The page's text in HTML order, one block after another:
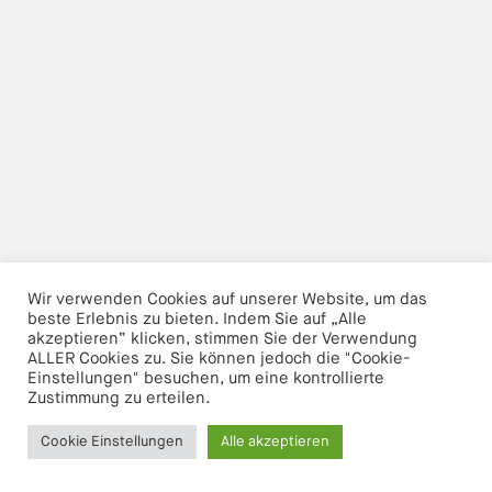
Wir verwenden Cookies auf unserer Website, um das
beste Erlebnis zu bieten. Indem Sie auf „Alle
akzeptieren“ klicken, stimmen Sie der Verwendung
ALLER Cookies zu. Sie können jedoch die "Cookie-
Einstellungen" besuchen, um eine kontrollierte
Zustimmung zu erteilen.
Cookie Einstellungen Alle akzeptieren